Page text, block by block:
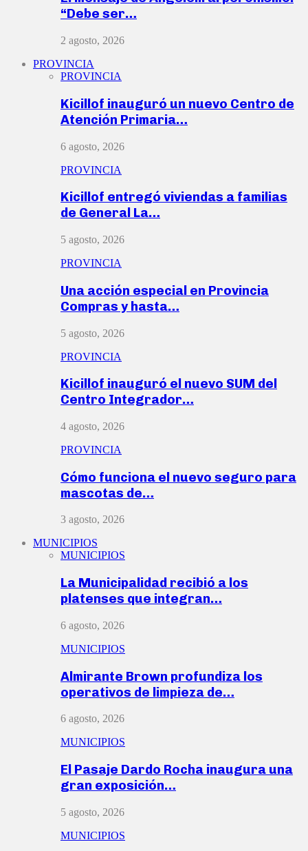
“Debe ser…
2 agosto, 2026
PROVINCIA
PROVINCIA
Kicillof inauguró un nuevo Centro de
Atención Primaria…
6 agosto, 2026
PROVINCIA
Kicillof entregó viviendas a familias
de General La…
5 agosto, 2026
PROVINCIA
Una acción especial en Provincia
Compras y hasta…
5 agosto, 2026
PROVINCIA
Kicillof inauguró el nuevo SUM del
Centro Integrador…
4 agosto, 2026
PROVINCIA
Cómo funciona el nuevo seguro para
mascotas de…
3 agosto, 2026
MUNICIPIOS
MUNICIPIOS
La Municipalidad recibió a los
platenses que integran…
6 agosto, 2026
MUNICIPIOS
Almirante Brown profundiza los
operativos de limpieza de…
6 agosto, 2026
MUNICIPIOS
El Pasaje Dardo Rocha inaugura una
gran exposición…
5 agosto, 2026
MUNICIPIOS